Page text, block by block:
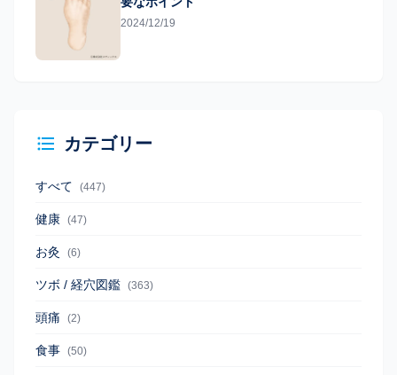
2024/12/19
カテゴリー
すべて (447)
健康 (47)
お灸 (6)
ツボ / 経穴図鑑 (363)
頭痛 (2)
食事 (50)